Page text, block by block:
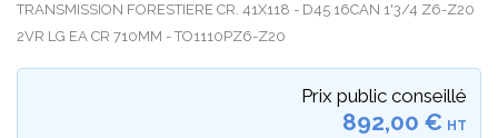
TRANSMISSION FORESTIERE CR. 41X118 - D45 16CAN 1'3/4 Z6-Z20
2VR LG EA CR 710MM - TO1110PZ6-Z20
Prix public conseillé
892,00 € HT